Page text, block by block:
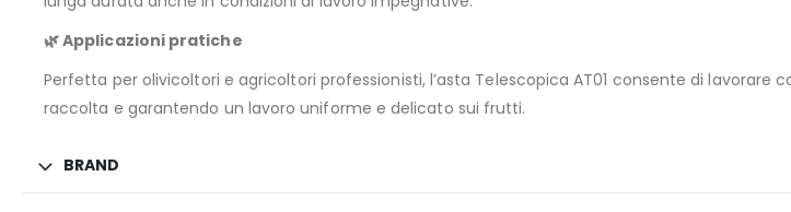
🌿 Applicazioni pratiche
Perfetta per olivicoltori e agricoltori professionisti, l’asta Telescopica AT01 consente di
raccolta e garantendo un lavoro uniforme e delicato sui frutti.
BRAND